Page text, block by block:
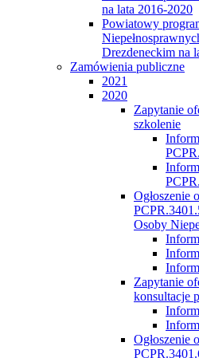
na lata 2016-2020
Powiatowy
Drezdeneckim na
Zamówienia publiczne
2021
2020
Zapytanie
szkolenie
Ogłoszenie
Osoby
Zapytanie
konsultacje
Ogłoszenie